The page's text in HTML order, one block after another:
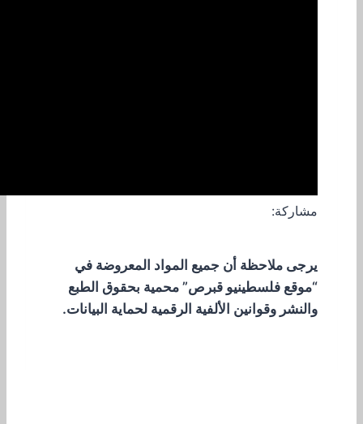
مشاركة:
يرجى ملاحظة أن جميع المواد المعروضة في
“موقع فلسطينيو قبرص” محمية بحقوق الطبع
والنشر وقوانين الألفية الرقمية لحماية البيانات.